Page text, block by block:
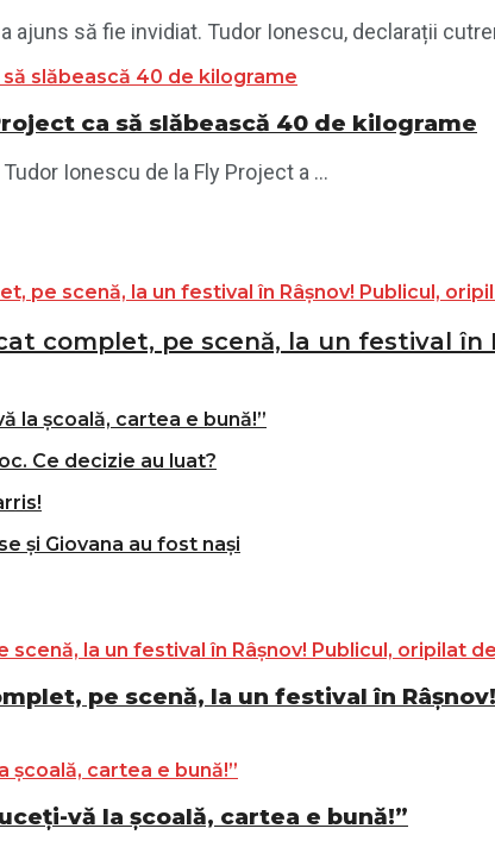
să fie invidiat. Tudor Ionescu, declarații
ca să slăbească 40 de kilograme
Ionescu de la Fly Project a ...
complet, pe scenă, la un festival în
la școală, cartea e bună!”
Ce decizie au luat?
și Giovana au fost nași
pe scenă, la un festival în
vă la școală, cartea e bună!”